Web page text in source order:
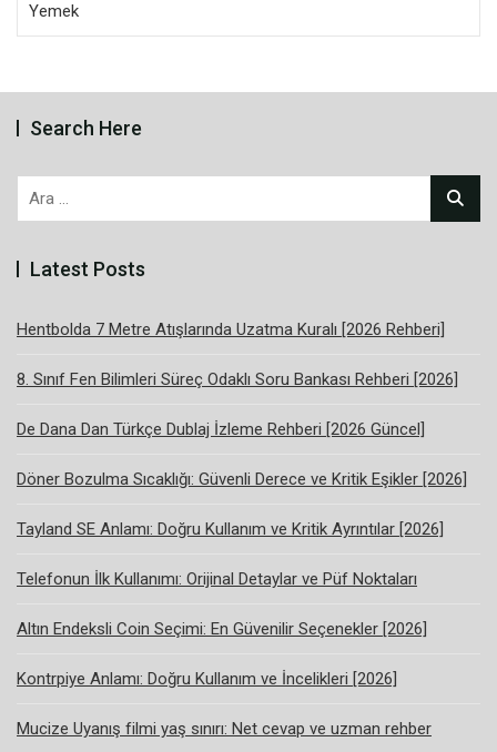
Yemek
Search Here
Arama:
Latest Posts
Hentbolda 7 Metre Atışlarında Uzatma Kuralı [2026 Rehberi]
8. Sınıf Fen Bilimleri Süreç Odaklı Soru Bankası Rehberi [2026]
De Dana Dan Türkçe Dublaj İzleme Rehberi [2026 Güncel]
Döner Bozulma Sıcaklığı: Güvenli Derece ve Kritik Eşikler [2026]
Tayland SE Anlamı: Doğru Kullanım ve Kritik Ayrıntılar [2026]
Telefonun İlk Kullanımı: Orijinal Detaylar ve Püf Noktaları
Altın Endeksli Coin Seçimi: En Güvenilir Seçenekler [2026]
Kontrpiye Anlamı: Doğru Kullanım ve İncelikleri [2026]
Mucize Uyanış filmi yaş sınırı: Net cevap ve uzman rehber